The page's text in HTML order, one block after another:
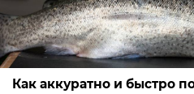
Как аккуратно и быстро